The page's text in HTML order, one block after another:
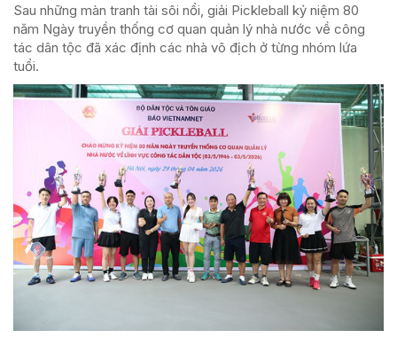
Sau những màn tranh tài sôi nổi, giải Pickleball kỷ niệm 80
năm Ngày truyền thống cơ quan quản lý nhà nước về công
tác dân tộc đã xác định các nhà vô địch ở từng nhóm lứa
tuổi.